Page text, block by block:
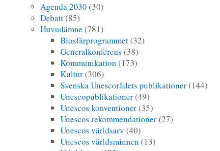
Agenda 2030 (30)
Debatt(85)
Huvudämne (781)
Biosfärprogrammet(32)
Generalkonferens (38)
Kommunikation (173)
Kultur(306)
Svenska Unescorådets publikationer(144)
Unescopublikationer(49)
Unescos konventioner(35)
Unescos rekommendationer(27)
Unescos världsarv (40)
Unescos världsminnen (13)